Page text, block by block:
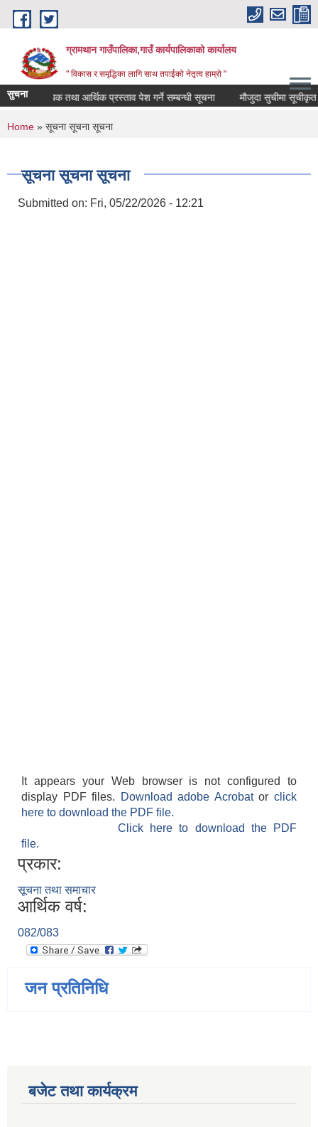
Skip to main content
ग्रामथान गाउँपालिका,गाउँ कार्यपालिकाको कार्यालय
" विकास र समृद्धिका लागि साथ तपाईको नेतृत्व हाम्रो "
सुचना
प्राविधिक तथा आर्थिक प्रस्ताव पेश गर्ने सम्बन्धी सूचना मौजुदा सुचीमा सूचीकृत हुने
You are here
Home » सूचना सूचना सूचना
सूचना सूचना सूचना
Submitted on: Fri, 05/22/2026 - 12:21
It appears your Web browser is not configured to
display PDF files.
Download adobe Acrobatorclick
here to download the PDF file.
Click here to download the PDF
file.
प्रकार:
सूचना तथा समाचार
आर्थिक वर्ष:
082/083
जन प्रतिनिधि
बजेट तथा कार्यक्रम